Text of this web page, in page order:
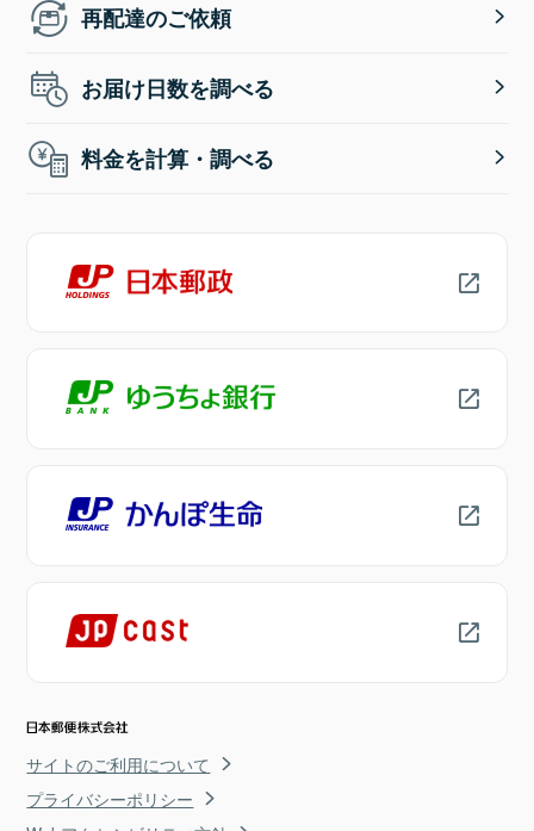
再配達のご依頼
お届け日数を調べる
料金を計算・調べる
サイトのご利用について
プライバシーポリシー